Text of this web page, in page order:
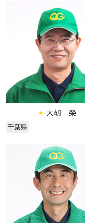
★ 大胡 榮
千葉県